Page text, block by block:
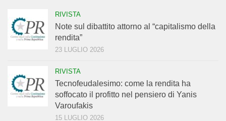
RIVISTA
Note sul dibattito attorno al “capitalismo della
rendita”
23 LUGLIO 2026
RIVISTA
Tecnofeudalesimo: come la rendita ha
soffocato il profitto nel pensiero di Yanis
Varoufakis
15 LUGLIO 2026